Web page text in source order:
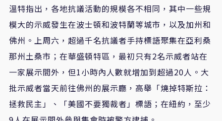
溫特指出，各地抗議活動的規模各不相同，其中一些規
模大的示威發生在波士頓和波特蘭等城市，以及加州和
佛州。上周六，超過千名抗議者手持標語聚集在亞利桑
那州土桑市；在華盛頓特區，最初只有2名示威者站在
一家展示間外，但1小時內人數就增加到超過20人。大
批示威者當天前往佛州的展示廳，高舉「燒掉特斯拉：
拯救民主」、「美國不要獨裁者」標語；在紐約，至少